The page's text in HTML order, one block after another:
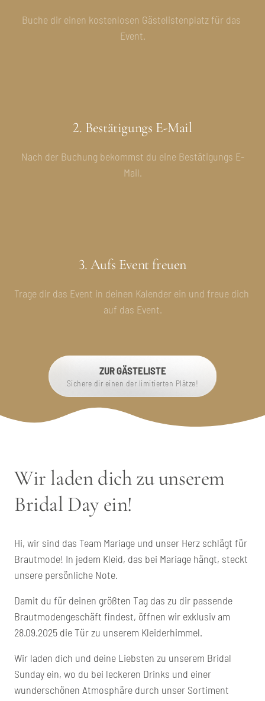
Buche dir einen kostenlosen Gästelistenplatz für das
Event.
2. Bestätigungs E-Mail
Nach der Buchung bekommst du eine Bestätigungs E-
Mail.
3. Aufs Event freuen
Trage dir das Event in deinen Kalender ein und freue dich
auf das Event.
ZUR GÄSTELISTE
Sichere dir einen der limitierten Plätze!
Wir laden dich zu unserem
Bridal Day ein!
Hi, wir sind das Team Mariage und unser Herz schlägt für
Brautmode! In jedem Kleid, das bei Mariage hängt, steckt
unsere persönliche Note.
Damit du für deinen größten Tag das zu dir passende
Brautmodengeschäft findest, öffnen wir exklusiv am
28.09.2025 die Tür zu unserem Kleiderhimmel.
Wir laden dich und deine Liebsten zu unserem Bridal
Sunday ein, wo du bei leckeren Drinks und einer
wunderschönen Atmosphäre durch unser Sortiment